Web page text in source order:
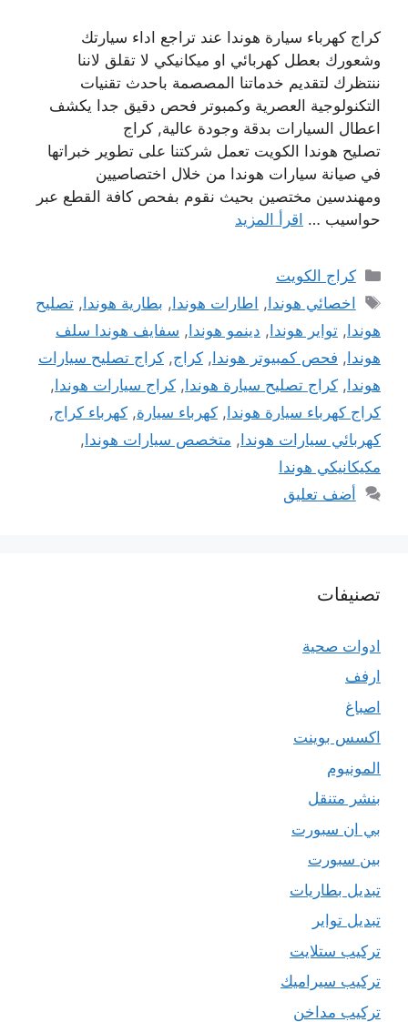
كراج كهرباء سيارة هوندا عند تراجع اداء سيارتك
وشعورك بعطل كهربائي او ميكانيكي لا تقلق لاننا
ننتظرك لتقديم خدماتنا المصصمة باحدث تقنيات
التكنولوجية العصرية وكمبوتر فحص دقيق جدا يكشف
اعطال السيارات بدقة وجودة عالية, كراج
تصليح هوندا الكويت تعمل شركتنا على تطوير خبراتها
في صيانة سيارات هوندا من خلال اختصاصيين
ومهندسين مختصين بحيث نقوم بفحص كافة القطع عبر
حواسيب … اقرأ المزيد
التصنيفات
كراج الكويت
الوسوم
اخصائي هوندا, اطارات هوندا, بطارية هوندا,تصليح
هوندا, تواير هوندا, دينمو هوندا, سفايف هوندا سلف
هوندا, فحص كمبيوتر هوندا, كراج, كراج تصليح سيارات
هوندا, كراج تصليح سيارة هوندا, كراج سيارات هوندا,
كراج كهرباء سيارة هوندا, كهرباء سيارة, كهرباء كراج,
كهربائي سيارات هوندا, متخصص سيارات هوندا,
مكيكانيكي هوندا
أضف تعليق
تصنيفات
ادوات صحية
ارفف
اصباغ
اكسس بوينت
المونيوم
بنشر متنقل
بي ان سبورت
بين سبورت
تبديل بطاريات
تبديل تواير
تركيب ستلايت
تركيب سيراميك
تركيب مداخن